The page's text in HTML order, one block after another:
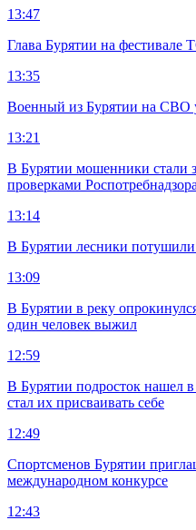
13:47
Глава Бурятии на фестивале
13:35
Военный из Бурятии на СВО
13:21
В Бурятии мошенники стали
проверками Роспотребнадзора
13:14
В Бурятии лесники
13:09
В Бурятии в реку
один человек выжил
12:59
В Бурятии подросток нашел
стал их присваивать себе
12:49
Спортсменов Бурятии
международном конкурсе
12:43